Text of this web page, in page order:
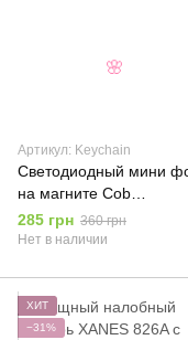
Артикул: Keychain
Светодиодный мини
на магните Cob
Rechargeable Keychain
285 грн 360 грн
Нет в наличии
ХИТ
−31%
🌸